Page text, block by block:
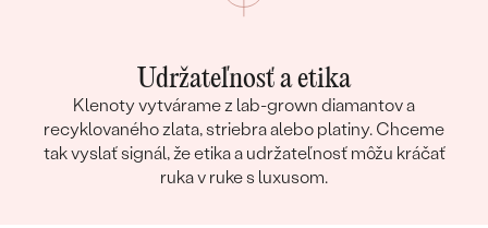
Udržateľnosť a etika
Klenoty vytvárame z lab-grown diamantov a
recyklovaného zlata, striebra alebo platiny. Chceme
tak vyslať signál, že etika a udržateľnosť môžu kráčať
ruka v ruke s luxusom.